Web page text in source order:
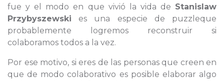
fue y el modo en que vivió la vida de Stanislaw
Przybyszewski es una especie de puzzleque
probablemente logremos reconstruir si
colaboramos todos a la vez.
Por ese motivo, si eres de las personas que creen en
que de modo colaborativo es posible elaborar algo